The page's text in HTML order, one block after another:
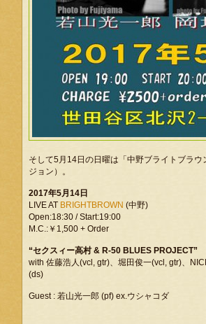
そして5月14日の日曜は「中野ブライトブラ
ジョン）。
2017年5月14日
LIVE AT BRIGHTBROWN (中野)
Open:18:30 / Start:19:00
M.C.:￥1,500 + Order
“セクスィー高村 & R-50 BLUES PROJECT”
with 佐藤浩人(vcl, gtr)、堀田俊一(vcl, gtr)、
(ds)
Guest : 若山光一郎 (pf) ex.ウシャコダ